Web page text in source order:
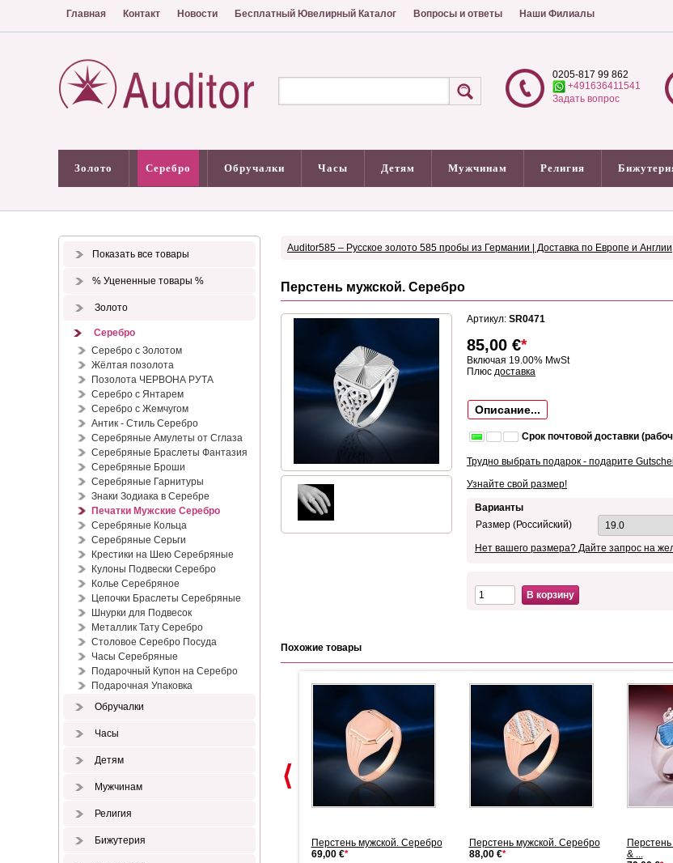
Главная Контакт Новости Бесплатный Ювелирный Каталог Вопросы и ответы Наши Филиалы
0205-817 99 862
+491636411541
Задать вопрос
Золото Серебро Обручалки Часы Детям Мужчинам Религия
Показать все товары
% Уцененные товары %
Золото
Серебро
Серебро с Золотом
Жёлтая позолота
Позолота ЧЕРВОНА РУТА
Серебро с Янтарем
Серебро с Жемчугом
Антик - Стиль Серебро
Серебряные Амулеты от Сглаза
Серебряные Браслеты Фантазия
Серебряные Броши
Серебряные Гарнитуры
Знаки Зодиака в Серебре
Печатки Мужские Серебро
Серебряные Кольца
Серебряные Серьги
Крестики на Шею Серебряные
Кулоны Подвески Серебро
Колье Серебряное
Цепочки Браслеты Серебряные
Шнурки для Подвесок
Металлик Тату Серебро
Столовое Серебро Посуда
Часы Серебряные
Подарочный Купон на Серебро
Подарочная Упаковка
Обручалки
Часы
Детям
Мужчинам
Религия
Бижутерия
Auditor585 – Русское золото 585 пробы из Германии | Доставка по Европе и Англии
Перстень мужской. Серебро
Артикул: SR0471
85,00 €*
Включая 19.00% MwSt
Плюс доставка
Описание...
Срок почтовой доставки
Трудно выбрать подарок - подарите
Узнайте свой размер!
Варианты
Размер (Российский)
Нет вашего размера? Дайте запрос на
В корзину
Похожие товары
золотой. Черный
Перстень мужской. Серебро
69,00 €*
Перстень мужской. Серебро
88,00 €*
& ...